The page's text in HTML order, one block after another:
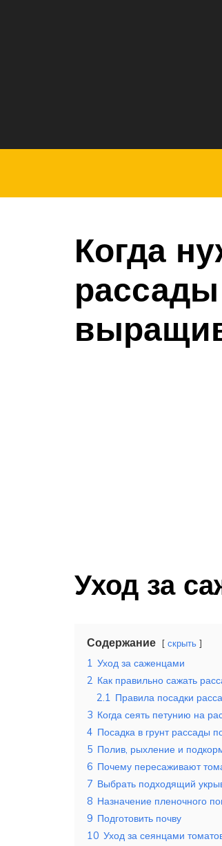
Когда
Уход за
Содержание скрыть
1 Уход за саженцами
2 Как правильно сажать
2.1 Правила посадки
3 Когда сеять петунию на
4 Посадка в грунт рассады
5 Полив, рыхление и
6 Почему пересаживают
7 Выбрать подходящий
8 Назначение пленочного
9 Подготовить почву
10 Уход за сеянцами